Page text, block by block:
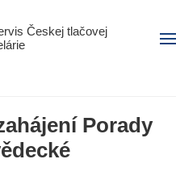
Českej tlačovej
Porady